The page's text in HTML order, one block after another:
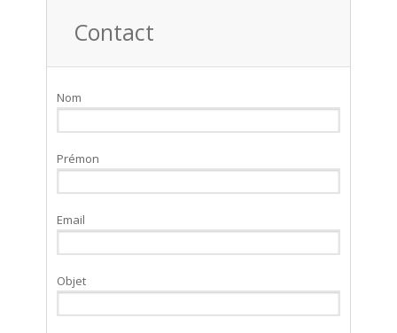
Contact
Nom
Prémon
Email
Objet